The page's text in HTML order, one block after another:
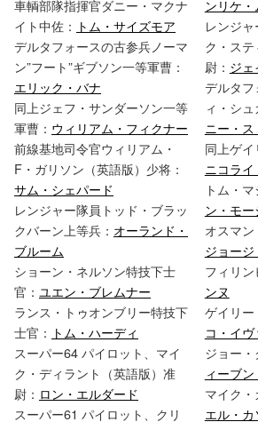
車輌部隊指揮官ダニー・マクナ
イト中佐： トム・サイズモア
デルタフォースの古参兵ノーマ
ン”フート”ギブソン一等軍曹：
エリック・バナ
同上ジェフ・サンダーソン一等
軍曹： ウィリアム・フィクナー
前線基地司令官ウィリアム・
F・ガリソン（英語版）少将：
サム・シェパード
レンジャー隊員トッド・ブラッ
クバーン上等兵： オーランド・
ブルーム
ショーン・ネルソン特技下士
官： ユエン・ブレムナー
ランス・トゥオンブリー特技下
士官： トム・ハーディ
スーパー64 パイロット、マイ
ク・ディラント（英語版）准
尉： ロン・エルダード
スーパー61 パイロット、クリ
ンリケ
レンジ
ク・ス
尉： ジ
デルタ
ィ・シ
ニー・
同上ゲイ
ニコラ
トム・
ン・モ
オスマン
ジョー
フィリン
ンヌ
ゲイリー
コ・イヴ
ジョー・
ィーブ
マイク・
エル・